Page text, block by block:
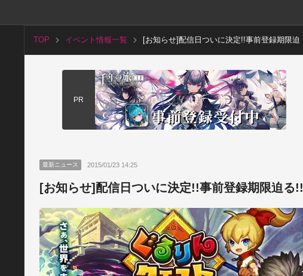
TOP イベント情報一覧
[お知らせ]配信日ついに決定!!事前登録期限迫
PR
最新ニュース 2015/01/23 14:25
[お知らせ]配信日ついに決定!!事前登録期限迫る!!